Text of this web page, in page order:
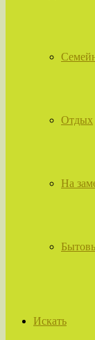
Отдых
На
Искать